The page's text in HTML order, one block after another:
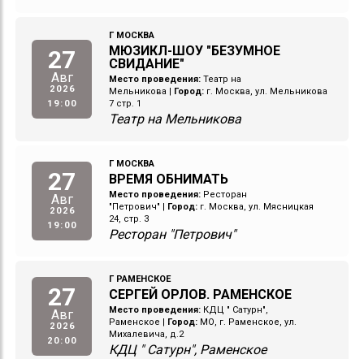
27
Авг
2026
19:00
Г МОСКВА
МЮЗИКЛ-ШОУ "БЕЗУМНОЕ
СВИДАНИЕ"
Место проведения: Театр на
Мельникова
Город: г. Москва, ул. Мельникова
7 стр. 1
Театр на Мельникова
27
Авг
2026
19:00
Г МОСКВА
ВРЕМЯ ОБНИМАТЬ
Место проведения: Ресторан
"Петрович"
Город: г. Москва, ул. Мясницкая
24, стр. 3
Ресторан "Петрович"
27
Авг
2026
20:00
Г РАМЕНСКОЕ
СЕРГЕЙ ОРЛОВ. РАМЕНСКОЕ
Место проведения: КДЦ " Сатурн",
Раменское
Город: МО, г. Раменское, ул.
Михалевича, д.2
КДЦ " Сатурн", Раменское